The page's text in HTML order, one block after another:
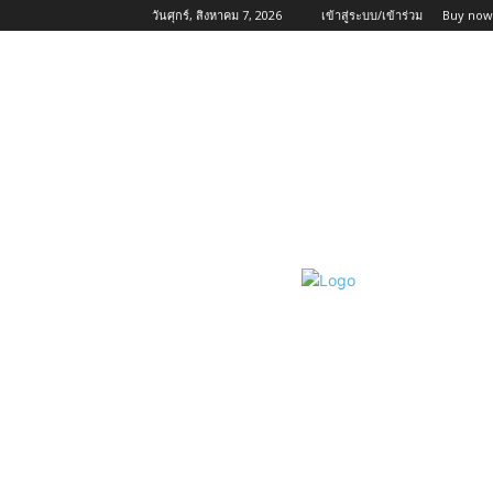
วันศุกร์, สิงหาคม 7, 2026 เข้าสู่ระบบ/เข้าร่วม Buy